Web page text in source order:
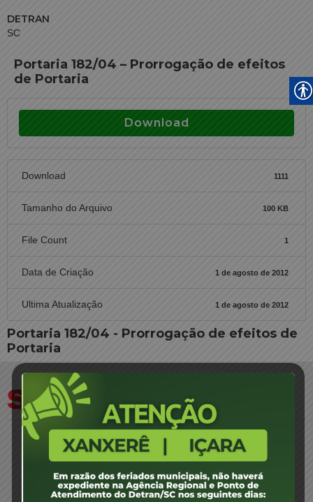
DETRAN
SC
Portaria 182/04 – Prorrogação de efeitos
de Portaria
Download
Download 1111
Tamanho do Arquivo 100 KB
File Count 1
Data de Criação 1 de agosto de 2012
Ultima Atualização 1 de agosto de 2012
Portaria 182/04 - Prorrogação de efeitos de
Portaria